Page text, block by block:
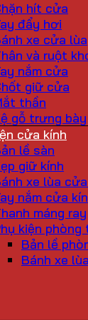
hít cửa
đẩy hơi
xe cửa lùa
và ruột
nắm cửa
giữ cửa
thần
gỗ trưng bày
cửa kính
lề sàn
giữ kính
xe lùa
nắm cửa
máng ray
kiện phòng
Bản lề
Bánh xe